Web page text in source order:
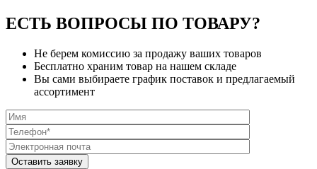
ЕСТЬ ВОПРОСЫ ПО ТОВАРУ?
Не берем комиссию за продажу ваших товаров
Бесплатно храним товар на нашем складе
Вы сами выбираете график поставок и предлагаемый
ассортимент